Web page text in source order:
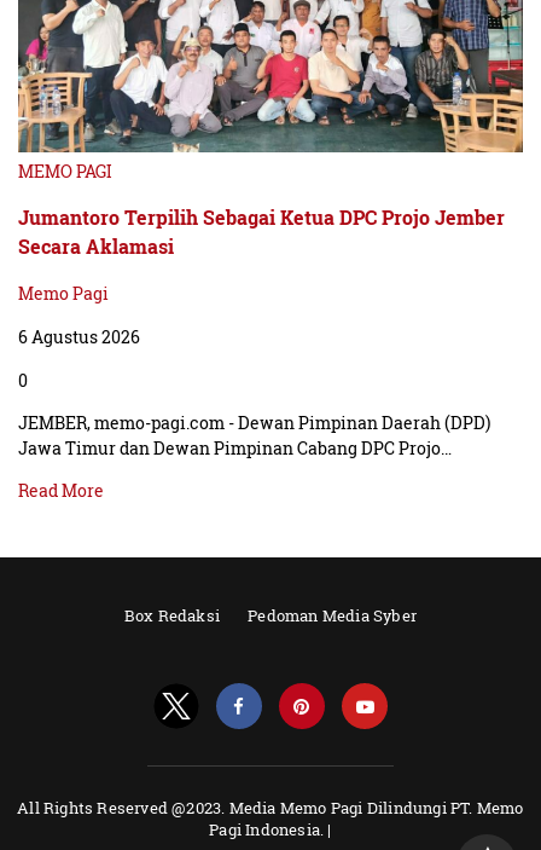
MEMO PAGI
Jumantoro Terpilih Sebagai Ketua DPC Projo Jember
Secara Aklamasi
Memo Pagi
6 Agustus 2026
0
JEMBER, memo-pagi.com - Dewan Pimpinan Daerah (DPD)
Jawa Timur dan Dewan Pimpinan Cabang DPC Projo…
Read More
Box Redaksi Pedoman Media Syber
All Rights Reserved @2023. Media Memo Pagi Dilindungi PT. Memo
Pagi Indonesia. |